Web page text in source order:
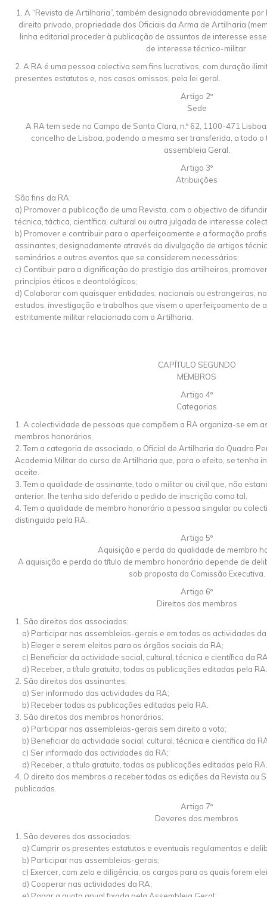
1. A “Revista de Artilharia”, também designada abreviadamente
direito privado, propriedade dos Oficiais da Arma de Artilharia
linha editorial proceder à publicação de assuntos de interesse
de interesse técnico-militar.
2. A RA é uma pessoa colectiva sem fins lucrativos, com duração
presentes estatutos e, nos casos omissos, pela lei geral.
Artigo 2º
Sede
A RA tem sede no Campo de Santa Clara, n.º 62, 1100-471
concelho de Lisboa, podendo a mesma ser transferida, a todo
assembleia Geral.
Artigo 3º
Atribuições
São fins da RA:
a) Promover a publicação de uma Revista, com o objectivo de
técnica, táctica, científica, cultural ou outra julgada de interesse
b) Promover e contribuir para o aperfeiçoamente e a formação
assinantes, designadamente através da divulgação de artigos
seminários e outros eventos que se considerem necessários;
c) Contibuir para a dignificação do prestígio dos artilheiros,
princípios éticos e deontológicos;
d) Colaborar com quaisquer entidades, nacionais ou estrangeiras,
estudos, investigação e trabalhos que visem o aperfeiçoamento de
estritamente militar relacionada com a Artilharia.
CAPÍTULO SEGUNDO
MEMBROS
Artigo 4º
Categorias
1. A colectividade de pessoas que compõem a RA organiza-se em
membros honorários.
2. Tem a categoria de associado, o Oficial de Artilharia do Quadro
Academia Militar do curso de Artilharia que, para o efeito, se tenha
aceite.
3. Tem a qualidade de assinante, todo o militar ou civil que, não
anterior, lhe tenha sido deferido o pedido de inscrição como tal.
4. Tem a qualidade de membro honorário a pessoa singular ou
distinguida pela RA.
Artigo 5º
Aquisição e perda da qualidade de membro
A aquisição e perda do título de membro honorário depende de
sob proposta da Comissão Executiva.
Artigo 6º
Direitos dos membros
1. São direitos dos associados:
a) Participar nas assembleias-gerais e em todas as actividades da
b) Eleger e serem eleitos para os órgãos sociais da RA;
c) Beneficiar da actividade social, cultural, técnica e científica da
d) Receber, a título gratuito, todas as publicações editadas pela RA.
2. São direitos dos assinantes:
a) Ser informado das actividades da RA;
b) Receber todas as publicações editadas pela RA.
3. São direitos dos membros honorários:
a) Participar nas assembleias-gerais sem direito a voto;
b) Beneficiar da actividade social, cultural, técnica e científica da
c) Ser informado das actividades da RA;
d) Receber, a título gratuito, todas as publicações editadas pela RA.
4. O direito dos membros a receber todas as edições da Revista ou
publicadas.
Artigo 7º
Deveres dos membros
1. São deveres dos associados:
a) Cumprir os presentes estatutos e eventuais regulamentos e
b) Participar nas assembleias-gerais;
c) Exercer, com zelo e diligência, os cargos para os quais forem
d) Cooperar nas actividades da RA;